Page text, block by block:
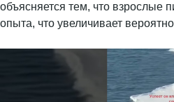
объясняется тем, что взрослые
опыта, что увеличивает